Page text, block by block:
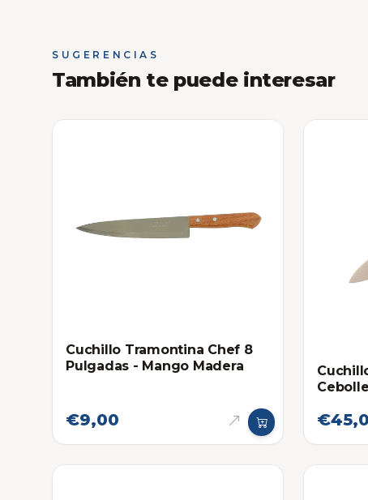
SUGERENCIAS
También te puede interesar
Cuchillo Tramontina Chef 8
Pulgadas - Mango Madera
€9,00